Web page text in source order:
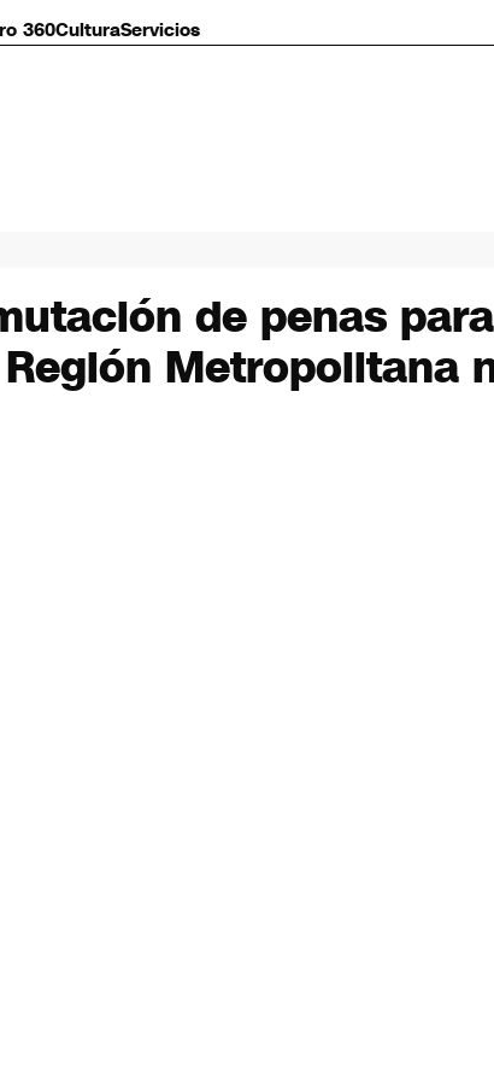
360CulturaServicios
de penas
Metropolitana